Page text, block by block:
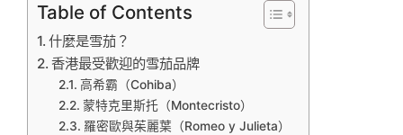
Table of Contents
什麼是雪茄？
香港最受歡迎的雪茄品牌
高希霸（Cohiba）
蒙特克里斯托（Montecristo）
羅密歐與茱麗葉（Romeo y Julieta）